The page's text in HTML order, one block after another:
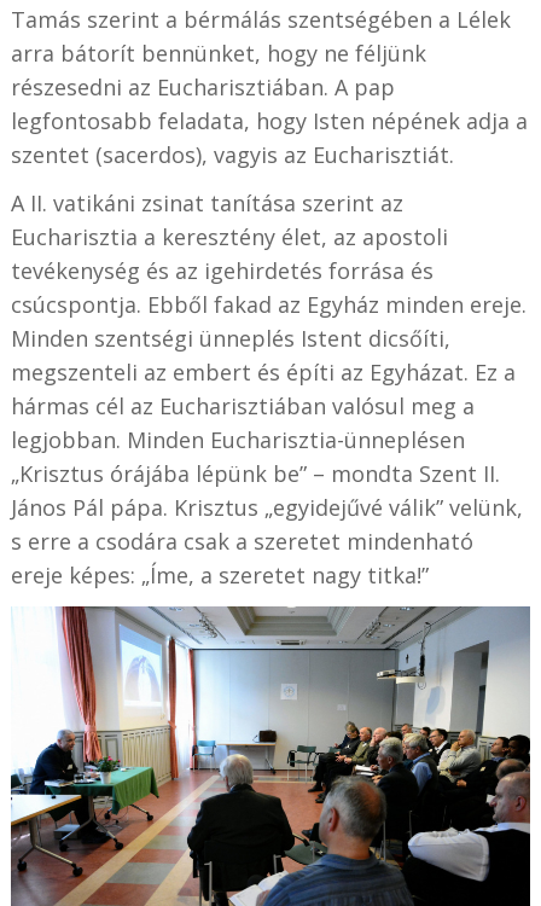
Tamás szerint a bérmálás szentségében a Lélek
arra bátorít bennünket, hogy ne féljünk
részesedni az Eucharisztiában. A pap
legfontosabb feladata, hogy Isten népének adja a
szentet (sacerdos), vagyis az Eucharisztiát.
A II. vatikáni zsinat tanítása szerint az
Eucharisztia a keresztény élet, az apostoli
tevékenység és az igehirdetés forrása és
csúcspontja. Ebből fakad az Egyház minden ereje.
Minden szentségi ünneplés Istent dicsőíti,
megszenteli az embert és építi az Egyházat. Ez a
hármas cél az Eucharisztiában valósul meg a
legjobban. Minden Eucharisztia-ünneplésen
„Krisztus órájába lépünk be” – mondta Szent II.
János Pál pápa. Krisztus „egyidejűvé válik” velünk,
s erre a csodára csak a szeretet mindenható
ereje képes: „Íme, a szeretet nagy titka!”